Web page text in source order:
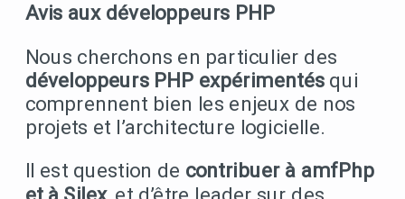
Avis aux développeurs PHP
Nous cherchons en particulier des
développeurs PHP expérimentésqui
comprennent bien les enjeux de nos
projets et l’architecture logicielle.
Il est question de contribuer à amfPhp